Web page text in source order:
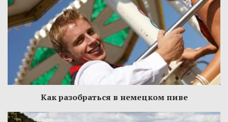
Как разобраться в немецком пиве